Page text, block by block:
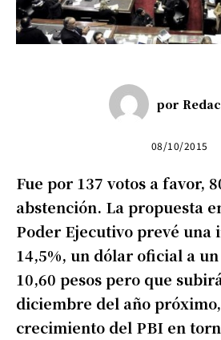
por
08/10/2015
Fue por 137 votos a favor,
abstención. La propuesta
Poder Ejecutivo prevé una
14,5%, un dólar oficial a
10,60 pesos pero que
diciembre del año
crecimiento del PBI en